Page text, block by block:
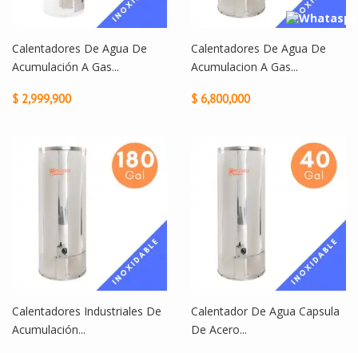
Calentadores De Agua De
Acumulación A Gas...
$ 2,999,900
Calentadores De Agua De
Acumulacion A Gas...
$ 6,800,000
Calentadores Industriales De
Acumulación...
Calentador De Agua Capsula
De Acero...